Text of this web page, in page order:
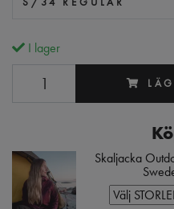
I lager
Skaljacka